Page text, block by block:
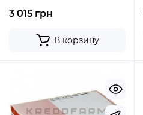
3 015 грн
В корзину